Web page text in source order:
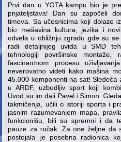
Prvi dan u YOTA kampu bio je
prijateljstava! Dan su započeli
timova. Sa učesnicima koji dolaze
bio mešavina kultura, jezika i
odvela u obližnju zgradu gde su
radi detaljnijeg uvida u SMD
tehnologiji površinske montaže,
fascinantnom procesu
neverovatno videti kako mašina
45.000 komponenti na sat! Sledeća
u ARDF, uzbudljiv sport koji
Uvod su im dali Pavel i Simon.
takmičenja, učili o istoriji sporta i
jasnim razumevanjem mapa,
funkcionišu, bili su spremni i da
pauze za ručak. Za one željne da
postojala je posebna radionica